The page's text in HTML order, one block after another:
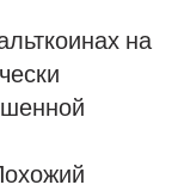
на